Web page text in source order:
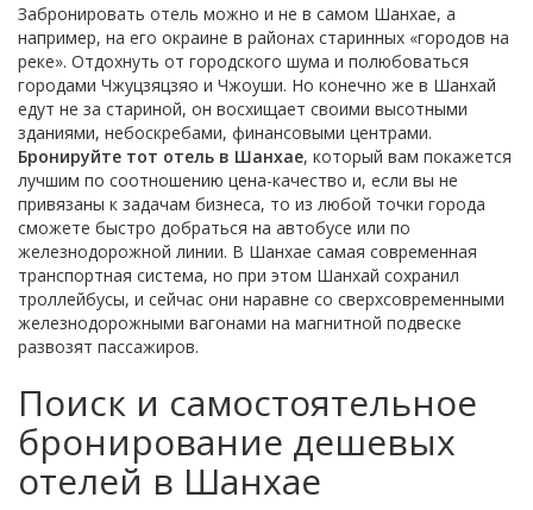
Забронировать отель можно и не в самом Шанхае, а
например, на его окраине в районах старинных «городов на
реке». Отдохнуть от городского шума и полюбоваться
городами Чжуцзяцзяо и Чжоуши. Но конечно же в Шанхай
едут не за стариной, он восхищает своими высотными
зданиями, небоскребами, финансовыми центрами.
Бронируйте тот отель в Шанхае, который вам покажется
лучшим по соотношению цена-качество и, если вы не
привязаны к задачам бизнеса, то из любой точки города
сможете быстро добраться на автобусе или по
железнодорожной линии. В Шанхае самая современная
транспортная система, но при этом Шанхай сохранил
троллейбусы, и сейчас они наравне со сверхсовременными
железнодорожными вагонами на магнитной подвеске
развозят пассажиров.
Поиск и самостоятельное
бронирование дешевых
отелей в Шанхае